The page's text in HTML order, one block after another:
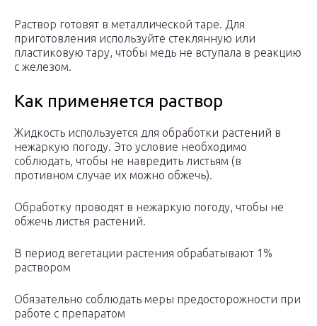
Раствор готовят в металлической таре. Для
приготовления используйте стеклянную или
пластиковую тару, чтобы медь не вступала в реакцию
с железом.
Как применяется раствор
Жидкость используется для обработки растений в
нежаркую погоду. Это условие необходимо
соблюдать, чтобы не навредить листьям (в
противном случае их можно обжечь).
Обработку проводят в нежаркую погоду, чтобы не
обжечь листья растений.
В период вегетации растения обрабатывают 1%
раствором
Обязательно соблюдать меры предосторожности при
работе с препаратом